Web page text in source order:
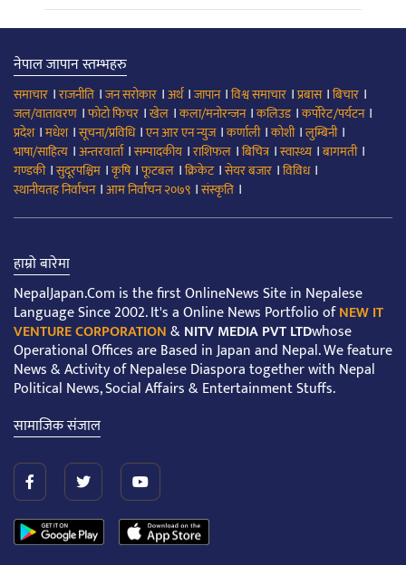
नेपाल जापान स्तम्भहरु
समाचार ।राजनीति ।जन सरोकार ।अर्थ।जापान।विश्व समाचार ।प्रबास।बिचार ।
जल/वातावरण ।फोटो फिचर ।खेल ।कला/मनोरन्जन।कलिउड।कर्पोरेट/पर्यटन।
प्रदेश।मधेश।सूचना/प्रविधि।एन आर एन न्युज।कर्णाली।कोशी।लुम्बिनी।
भाषा/साहित्य ।अन्तरवार्ता।सम्पादकीय ।राशिफल ।बिचित्र।स्वास्थ्य ।बागमती।
गण्डकी।सुदूरपश्चिम ।कृषि।फूटबल ।क्रिकेट।सेयर बजार ।विविध।
स्थानीयतह निर्वाचन।आम निर्वाचन २०७९ ।संस्कृति ।
हाम्रो बारेमा
NepalJapan.Com is the first OnlineNews Site in Nepalese
Language Since 2002. It's a Online News Portfolio ofNEW IT
VENTURE CORPORATION&NITV MEDIA PVT LTDwhose
Operational Offices are Based in Japan and Nepal. We feature
News & Activity of Nepalese Diaspora together with Nepal
Political News, Social Affairs & Entertainment Stuffs.
सामाजिक संजाल